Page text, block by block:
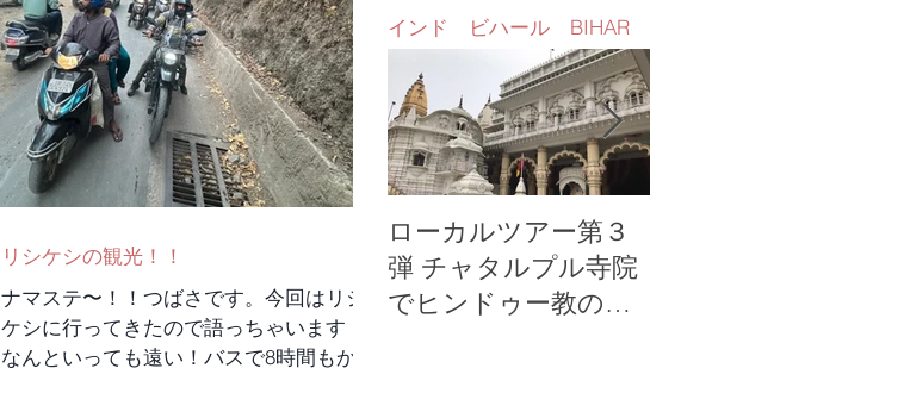
リシケシの観光！！
ナマステ〜！！つばさです。今回はリシ
ケシに行ってきたので語っちゃいます！
なんといっても遠い！バスで8時間もかか
インド ビハール BIHAR
ローカルツアー第３
弾 チャタルプル寺院
でヒンドゥー教の勉